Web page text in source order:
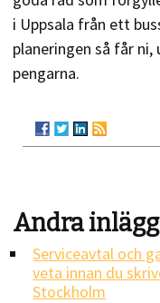
i Uppsala från ett
planeringen så får
pengarna.
Andra inlägg
Serviceavtal och
veta innan du
Stockholm